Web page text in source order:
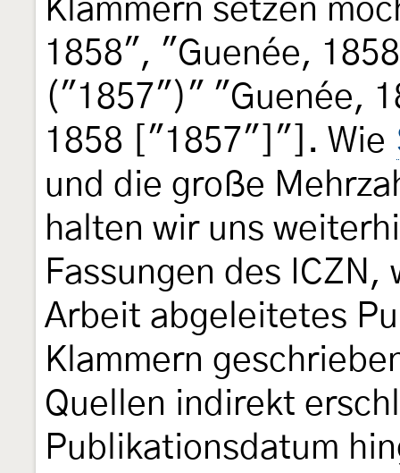
Klammern setzen
1858", "Guenée,
("1857")" "Guenée,
1858 ["1857"]"]. Wie
und die große
halten wir uns
Fassungen des
Arbeit abgeleitetes
Klammern
Quellen indirekt
Publikationsdatum